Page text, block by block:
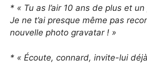
* « Tu as l’air 10 ans de plus et
Je ne t’ai presque même pas
nouvelle photo gravatar ! »
* « Écoute, connard, invite-lui